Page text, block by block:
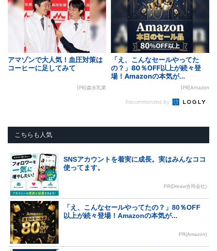
アマゾンで大人気！血圧対策は
コーヒーに足してみて
[PR]森永乳業
「え、こんなセールやってた
の？」80％OFF以上が続々登
場！Amazonの本気が...
[PR]Amazon
Recommended by
こちらも人気
SNSアカウントを着実に成長。実はみんなココ
使ってます。
PR(Dreaw合同会社)
「え、こんなセールやってたの？」80％OFF
以上が続々登場！Amazonの本気が...
PR(Amazon)